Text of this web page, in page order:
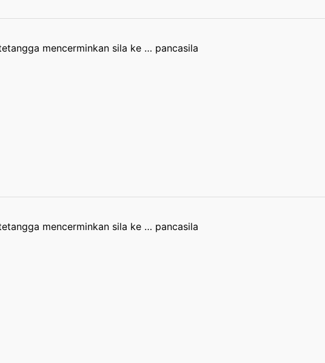
mencerminkan sila ke … pancasila
mencerminkan sila ke … pancasila